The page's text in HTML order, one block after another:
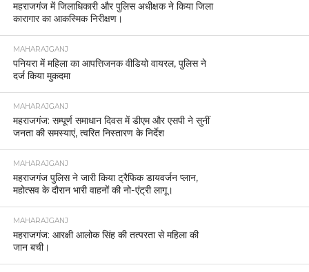
महराजगंज में जिलाधिकारी और पुलिस अधीक्षक ने किया जिला
कारागार का आकस्मिक निरीक्षण।
MAHARAJGANJ
पनियरा में महिला का आपत्तिजनक वीडियो वायरल, पुलिस ने
दर्ज किया मुकदमा
MAHARAJGANJ
महराजगंज: सम्पूर्ण समाधान दिवस में डीएम और एसपी ने सुनीं
जनता की समस्याएं, त्वरित निस्तारण के निर्देश
MAHARAJGANJ
महराजगंज पुलिस ने जारी किया ट्रैफिक डायवर्जन प्लान,
महोत्सव के दौरान भारी वाहनों की नो-एंट्री लागू।
MAHARAJGANJ
महराजगंज: आरक्षी आलोक सिंह की तत्परता से महिला की
जान बची।